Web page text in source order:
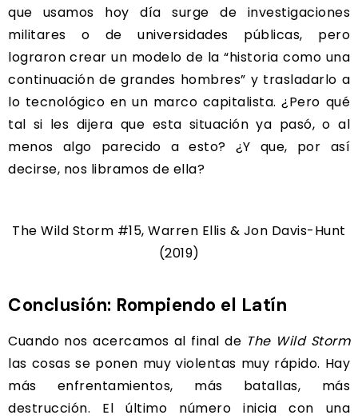
que usamos hoy día surge de investigaciones
militares o de universidades públicas, pero
lograron crear un modelo de la “historia como una
continuación de grandes hombres” y trasladarlo a
lo tecnológico en un marco capitalista. ¿Pero qué
tal si les dijera que esta situación ya pasó, o al
menos algo parecido a esto? ¿Y que, por así
decirse, nos libramos de ella?
The Wild Storm #15, Warren Ellis & Jon Davis-Hunt
(2019)
Conclusión: Rompiendo el Latín
Cuando nos acercamos al final de The Wild Storm
las cosas se ponen muy violentas muy rápido. Hay
más enfrentamientos, más batallas, más
destrucción. El último número inicia con una